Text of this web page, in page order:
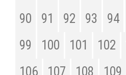
90
91 92 93 94
99
100 101 102
106
107 108 109